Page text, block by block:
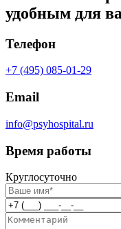
удобным для
Телефон
+7 (495) 085-01-29
Email
info@psyhospital.ru
Время работы
Круглосуточно